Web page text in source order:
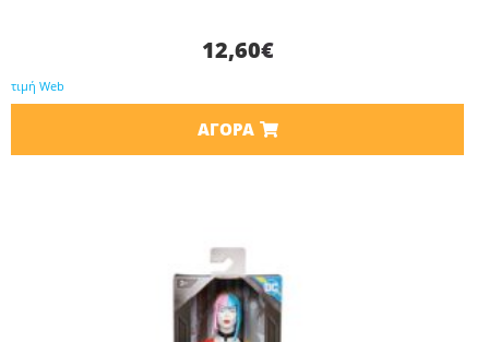
12,60€
τιμή Web
ΑΓΟΡΆ